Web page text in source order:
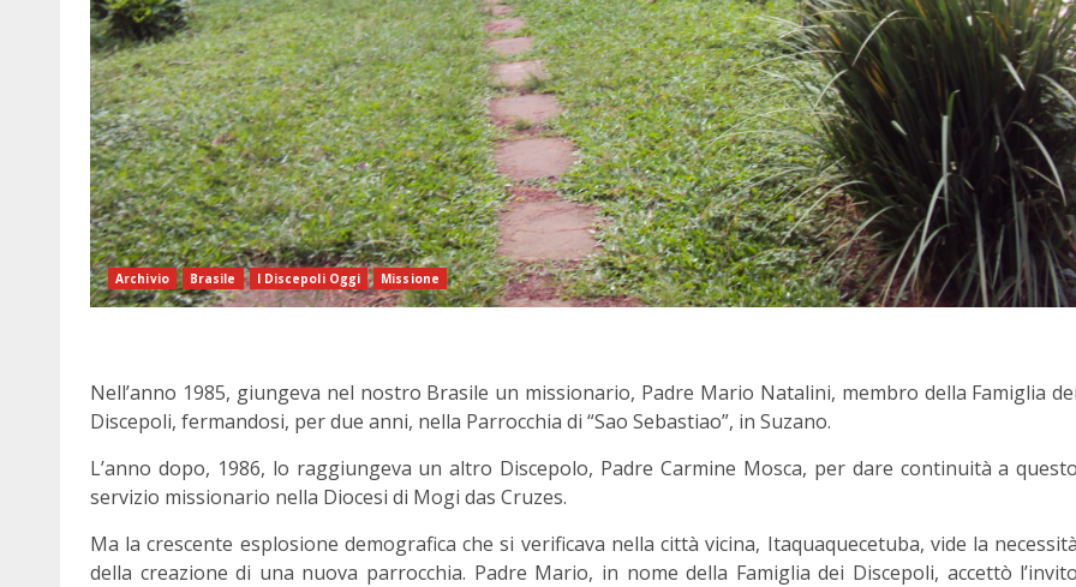
Archivio Brasile I Discepoli Oggi Missione
Nell’anno 1985, giungeva nel nostro Brasile un missionario, Padre Mario Natalini, membro della Famiglia dei
Discepoli, fermandosi, per due anni, nella Parrocchia di “Sao Sebastiao”, in Suzano.
L’anno dopo, 1986, lo raggiungeva un altro Discepolo, Padre Carmine Mosca, per dare continuità a questo
servizio missionario nella Diocesi di Mogi das Cruzes.
Ma la crescente esplosione demografica che si verificava nella città vicina, Itaquaquecetuba, vide la necessità
della creazione di una nuova parrocchia. Padre Mario, in nome della Famiglia dei Discepoli, accettò l’invito